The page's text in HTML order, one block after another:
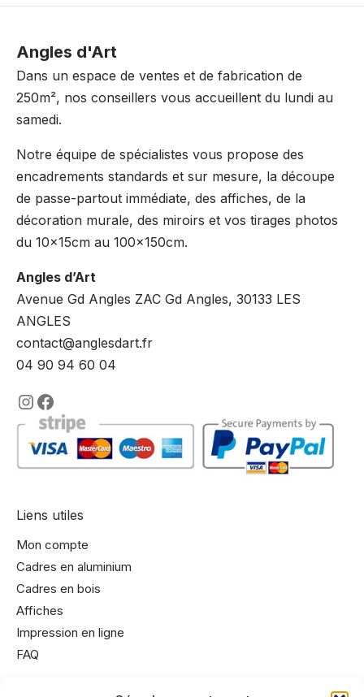
Angles d'Art
Dans un espace de ventes et de fabrication de
250m², nos conseillers vous accueillent du lundi au
samedi.
Notre équipe de spécialistes vous propose des
encadrements standards et sur mesure, la découpe
de passe-partout immédiate, des affiches, de la
décoration murale, des miroirs et vos tirages photos
du 10x15cm au 100x150cm.
Angles d’Art
Avenue Gd Angles ZAC Gd Angles, 30133 LES
ANGLES
contact@anglesdart.fr
04 90 94 60 04
https://www.instagram.com/
https://www.facebook.com/
Liens utiles
Mon compte
Cadres en aluminium
Cadres en bois
Affiches
Impression en ligne
FAQ